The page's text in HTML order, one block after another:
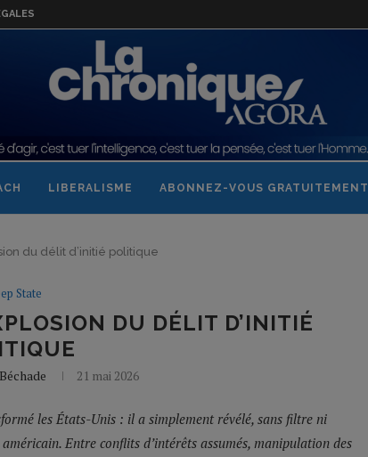
LIBERALISME ABONNEZ-VOUS GRATUITEMENT
du délit d’initié politique
State
DU DÉLIT D’INITIÉ
21 mai 2026
les États-Unis : il a simplement révélé, sans filtre ni
Entre conflits d’intérêts assumés, manipulation des